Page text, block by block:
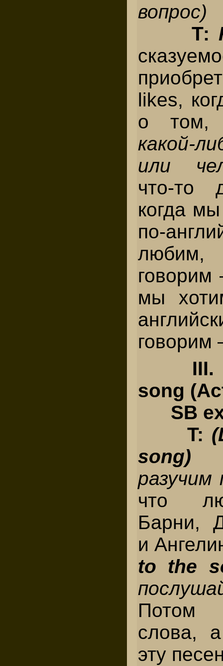
вопрос)
Т:
likes,
о
какой-
или
что-то
когда
по-
мы
III.
song
SB
T:
разучим
что
Барни,
и
to the
Потом
слова,
эту